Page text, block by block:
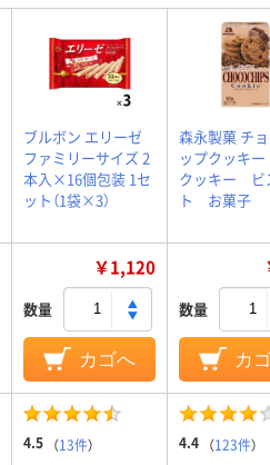
ブルボン エリーゼ
ファミリーサイズ 2
本入×16個包装 1セ
ット（1袋×3）
森永製菓 チ
ップクッキ
クッキー ビ
ト お菓子
￥1,120
数量
カゴへ
数量
カ
4.5 （13件） 4.4 （123件）